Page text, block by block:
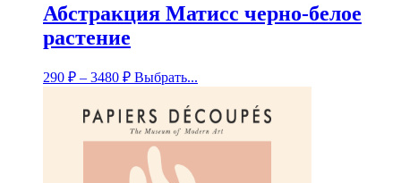
Абстракция Матисс черно-белое
растение
290 ₽ – 3480 ₽ Выбрать...